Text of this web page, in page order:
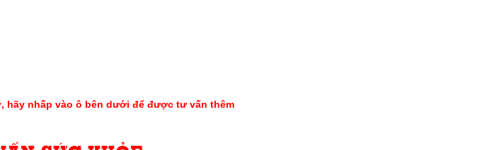
hãy nhấp vào ô bên dưới để được tư vấn thêm